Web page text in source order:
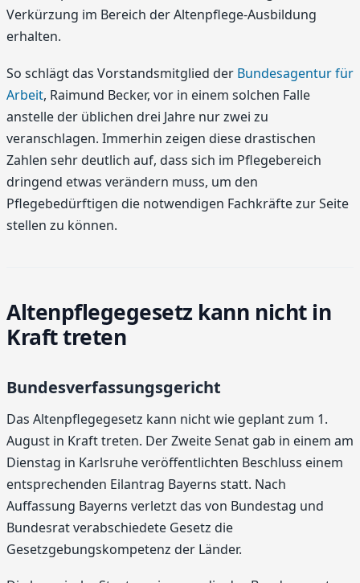
Verkürzung im Bereich der Altenpflege-Ausbildung
erhalten.
So schlägt das Vorstandsmitglied der Bundesagentur für
Arbeit, Raimund Becker, vor in einem solchen Falle
anstelle der üblichen drei Jahre nur zwei zu
veranschlagen. Immerhin zeigen diese drastischen
Zahlen sehr deutlich auf, dass sich im Pflegebereich
dringend etwas verändern muss, um den
Pflegebedürftigen die notwendigen Fachkräfte zur Seite
stellen zu können.
Altenpflegegesetz kann nicht in
Kraft treten
Bundesverfassungsgericht
Das Altenpflegegesetz kann nicht wie geplant zum 1.
August in Kraft treten. Der Zweite Senat gab in einem am
Dienstag in Karlsruhe veröffentlichten Beschluss einem
entsprechenden Eilantrag Bayerns statt. Nach
Auffassung Bayerns verletzt das von Bundestag und
Bundesrat verabschiedete Gesetz die
Gesetzgebungskompetenz der Länder.